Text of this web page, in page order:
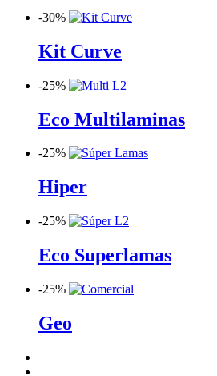
-30%
Kit Curve
-25%
Eco Multilaminas
-25%
Hiper
-25%
Eco Superlamas
-25%
Geo